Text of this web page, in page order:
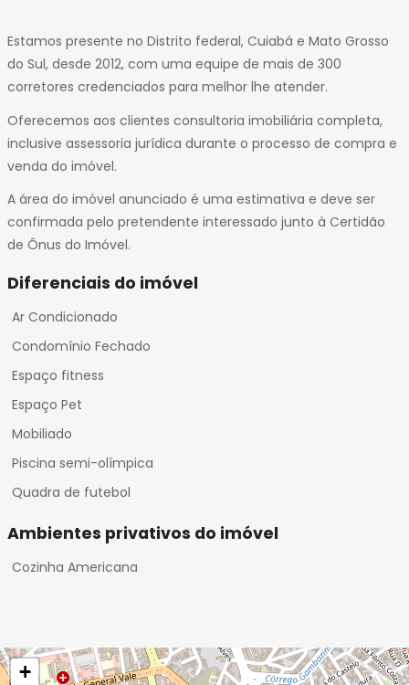
25
26
27
29
30
31
32
33
Estamos presente no Distrito federal, Cuiabá e Mato Grosso
do Sul, desde 2012, com uma equipe de mais de 300
corretores credenciados para melhor lhe atender.
Oferecemos aos clientes consultoria imobiliária completa,
inclusive assessoria jurídica durante o processo de compra e
venda do imóvel.
A área do imóvel anunciado é uma estimativa e deve ser
confirmada pelo pretendente interessado junto à Certidão
de Ônus do Imóvel.
Diferenciais do imóvel
Ar Condicionado
Condomínio Fechado
Espaço fitness
Espaço Pet
Mobiliado
Piscina semi-olímpica
Quadra de futebol
Ambientes privativos do imóvel
Cozinha Americana
+